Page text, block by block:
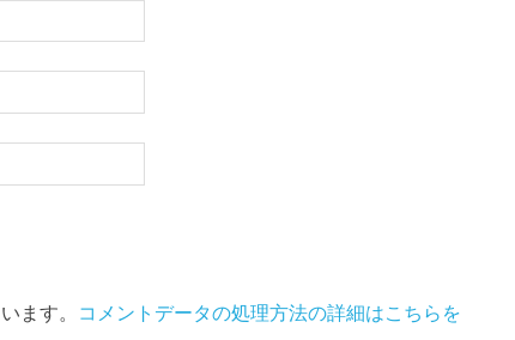
ます。 コメントデータの処理方法の詳細はこちらを